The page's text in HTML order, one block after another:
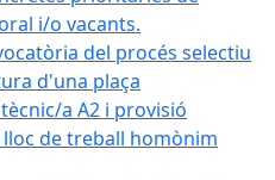
i/o vacants.
del procés selectiu
d'una plaça
a A2 i provisió
de treball homònim